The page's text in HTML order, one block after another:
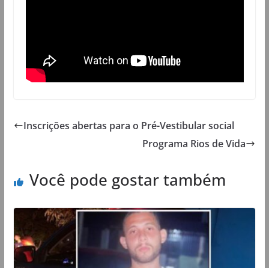
Inscrições abertas para o Pré-Vestibular social
Programa Rios de Vida
Você pode gostar também